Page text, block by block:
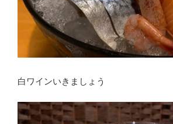
白ワインいきましょう